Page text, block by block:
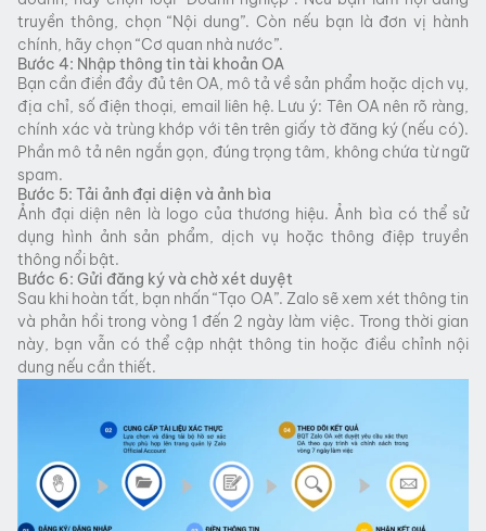
truyền thông, chọn “Nội dung”. Còn nếu bạn là đơn vị hành
chính, hãy chọn “Cơ quan nhà nước”.
Bước 4: Nhập thông tin tài khoản OA
Bạn cần điền đầy đủ tên OA, mô tả về sản phẩm hoặc dịch vụ,
địa chỉ, số điện thoại, email liên hệ. Lưu ý: Tên OA nên rõ ràng,
chính xác và trùng khớp với tên trên giấy tờ đăng ký (nếu có).
Phần mô tả nên ngắn gọn, đúng trọng tâm, không chứa từ ngữ
spam.
Bước 5: Tải ảnh đại diện và ảnh bìa
Ảnh đại diện nên là logo của thương hiệu. Ảnh bìa có thể sử
dụng hình ảnh sản phẩm, dịch vụ hoặc thông điệp truyền
thông nổi bật.
Bước 6: Gửi đăng ký và chờ xét duyệt
Sau khi hoàn tất, bạn nhấn “Tạo OA”. Zalo sẽ xem xét thông tin
và phản hồi trong vòng 1 đến 2 ngày làm việc. Trong thời gian
này, bạn vẫn có thể cập nhật thông tin hoặc điều chỉnh nội
dung nếu cần thiết.